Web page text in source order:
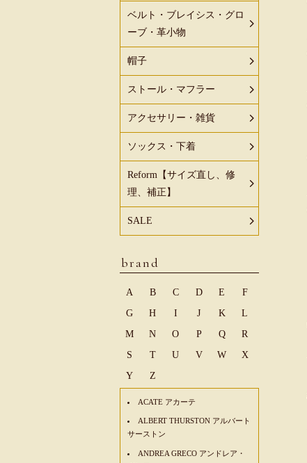
ベルト・ブレイシス・グロ
ーブ・革小物
帽子
ストール・マフラー
アクセサリー・雑貨
ソックス・下着
Reform【サイズ直し、修
理、補正】
SALE
brand
A B C D E
F
G
H I J K
L
M
N O P Q
R
S
T U V W
X
Y
Z
ACATE アカーテ
ALBERT THURSTON アルバート
サーストン
ANDREA GRECO アンドレア・